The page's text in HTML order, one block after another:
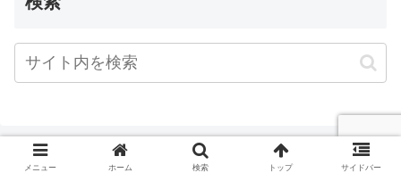
メニュー ホーム 検索 トップ サイドバー